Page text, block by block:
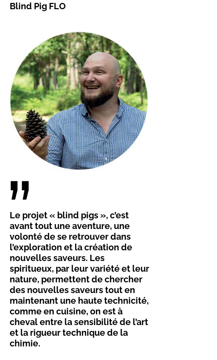
Blind Pig FLO
Le projet « blind pigs », c’est
avant tout une aventure, une
volonté de se retrouver dans
l’exploration et la création de
nouvelles saveurs. Les
spiritueux, par leur variété et leur
nature, permettent de chercher
des nouvelles saveurs tout en
maintenant une haute technicité,
comme en cuisine, on est à
cheval entre la sensibilité de l’art
et la rigueur technique de la
chimie.